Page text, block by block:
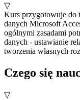
▽
Kurs przygotowuje do
danych Microsoft
ogólnymi zasadami
danych - ustawianie
tworzenia własnych
Czego się
▽